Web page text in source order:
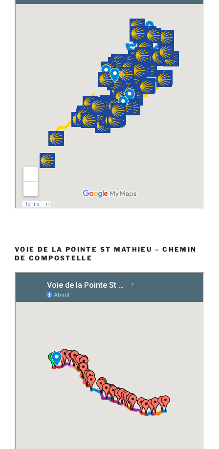
VOIE DE LA POINTE ST MATHIEU – CHEMIN
DE COMPOSTELLE